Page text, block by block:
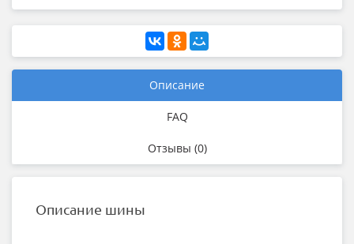
Описание
FAQ
Отзывы (0)
Описание шины